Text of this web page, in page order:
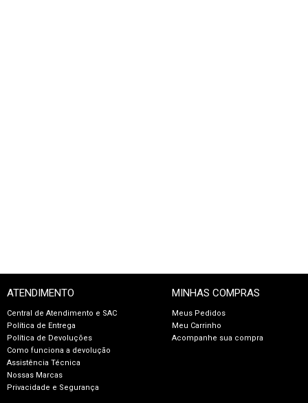
ATENDIMENTO
Central de Atendimento e SAC
Política de Entrega
Política de Devoluções
Como funciona a devolução
Assistência Técnica
Nossas Marcas
Privacidade e Segurança
MINHAS COMPRAS
Meus Pedidos
Meu Carrinho
Acompanhe sua compra